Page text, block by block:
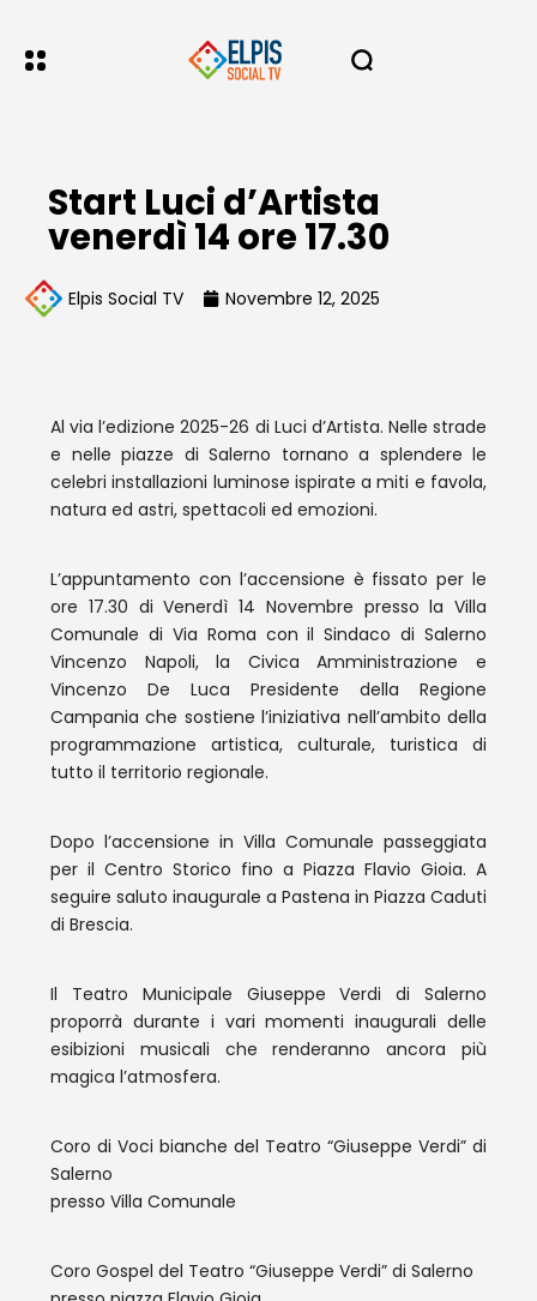
Start Luci d’Artista
venerdì 14 ore 17.30
Elpis Social TV Novembre 12, 2025
Al via l’edizione 2025-26 di Luci d’Artista. Nelle strade
e nelle piazze di Salerno tornano a splendere le
celebri installazioni luminose ispirate a miti e favola,
natura ed astri, spettacoli ed emozioni.
L’appuntamento con l’accensione è fissato per le
ore 17.30 di Venerdì 14 Novembre presso la Villa
Comunale di Via Roma con il Sindaco di Salerno
Vincenzo Napoli, la Civica Amministrazione e
Vincenzo De Luca Presidente della Regione
Campania che sostiene l’iniziativa nell’ambito della
programmazione artistica, culturale, turistica di
tutto il territorio regionale.
Dopo l’accensione in Villa Comunale passeggiata
per il Centro Storico fino a Piazza Flavio Gioia. A
seguire saluto inaugurale a Pastena in Piazza Caduti
di Brescia.
Il Teatro Municipale Giuseppe Verdi di Salerno
proporrà durante i vari momenti inaugurali delle
esibizioni musicali che renderanno ancora più
magica l’atmosfera.
Coro di Voci bianche del Teatro “Giuseppe Verdi” di
Salerno
presso Villa Comunale
Coro Gospel del Teatro “Giuseppe Verdi” di Salerno